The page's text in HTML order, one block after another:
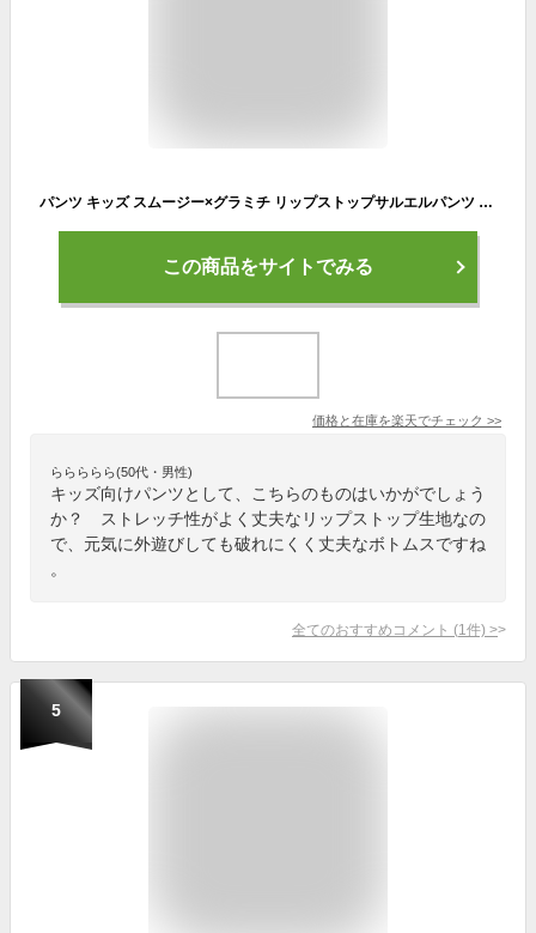
パンツ キッズ スムージー×グラミチ リップストップサルエルパンツ イージーパンツ SMOOTHY×GRAMICCI 100cm~160cm
この商品をサイトでみる
価格と在庫を楽天でチェック >>
ららららら(50代・男性)
キッズ向けパンツとして、こちらのものはいかがでしょう
か？ ストレッチ性がよく丈夫なリップストップ生地なの
で、元気に外遊びしても破れにくく丈夫なボトムスですね
。
全てのおすすめコメント (1 件) >
5